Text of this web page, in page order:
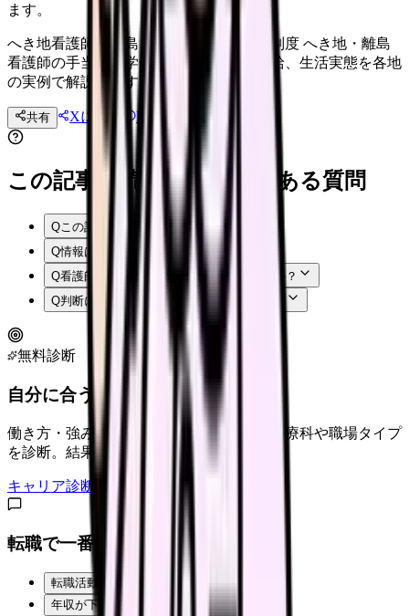
ます。
へき地看護師｜離島・僻地手当と奨学金制度 へき地・離島
看護師の手当、奨学金返済免除、住居支給、生活実態を各地
の実例で解説します。
共有 Xに投稿 LINE
この記事を読む前後によくある質問
Qこの記事では何を確認できますか？
Q情報はいつ時点のものですか？
Q看護師はまず何から確認すればよいですか？
Q判断に迷う場合はどうすればよいですか？
無料診断
自分に合うキャリアタイプは？
働き方・強み・価値観から、向いている診療科や職場タイプ
を診断。結果に合う求人も表示。
キャリア診断をはじめる
転職で一番不安なことは？
転職活動そのものが不安
年収が下がるのが怖い